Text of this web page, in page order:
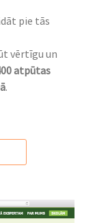
pie tās
vērtīgu un
atpūtas
.